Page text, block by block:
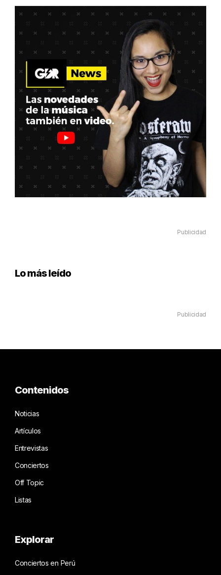
Publicidad
Lo más leído
Publicidad
Contenidos
Noticias
Artículos
Entrevistas
Conciertos
Off Topic
Listas
Explorar
Conciertos en Perú